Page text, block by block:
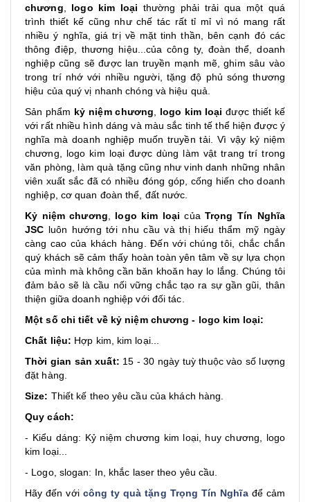
chương
logo kim loại thường phải trải qua một quá
trình thiết kế cũng như chế tác rất tỉ mỉ vì nó mang rất
nhiều ý nghĩa, giá trị về mặt tinh thần, bên cạnh đó các
thông điệp, thương hiệu...của công ty, đoàn thể, doanh
nghiệp cũng sẽ được lan truyền mạnh mẽ, ghim sâu vào
trong trí nhớ với nhiều người, tặng độ phủ sóng thương
hiệu của quý vị nhanh chóng và hiệu quả.
Sản phẩm kỷ niệm chương logo kim loại được thiết kế
với rất nhiều hình dáng và màu sắc tinh tế thể hiện được ý
nghĩa mà doanh nghiệp muốn truyền tải. Vì vậy kỷ niệm
chương, logo kim loại được dùng làm vật trang trí trong
văn phòng, làm quà tặng cũng như vinh danh những nhân
viên xuất sắc đã có nhiều đóng góp, cống hiến cho doanh
nghiệp, cơ quan đoàn thể, đất nước.
Kỷ niệm chương
logo kim loại củaTrọng Tín Nghĩa
JSC luôn hướng tới nhu cầu và thị hiếu thẩm mỹ ngày
càng cao của khách hàng. Đến với chúng tôi, chắc chắn
quý khách sẽ cảm thấy hoàn toàn yên tâm về sự lựa chọn
của mình mà không cần băn khoăn hay lo lắng. Chúng tôi
đảm bảo sẽ là cầu nối vững chắc tạo ra sự gần gũi, thân
thiện giữa doanh nghiệp với đối tác.
Một số chi tiết về kỷ niệm chương - logo kim loại:
Chất liệu: Hợp kim, kim loại...
Thời gian sản xuất: 15 - 30 ngày tuỳ thuộc vào số lượng
đặt hàng.
Size: Thiết kế theo yêu cầu của khách hàng.
Quy cách:
- Kiểu dáng: Kỷ niệm chương kim loại, huy chương, logo
kim loại...
- Logo, slogan: In, khắc laser theo yêu cầu.
Hãy đến với công ty quà tặng Trọng Tín Nghĩađể cảm